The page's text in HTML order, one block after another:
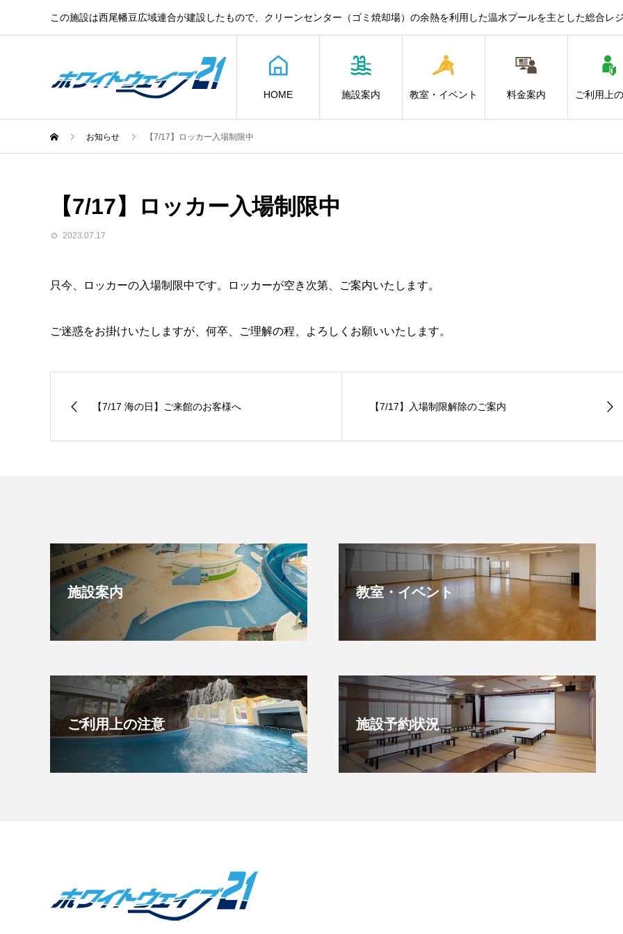
この施設は西尾幡豆広域連合が建設したもので、クリーンセンター（ゴミ焼却場）の余熱を利用した温水プールを主とした総合レ
HOME 施設案内 教室・イベント 料金案内 ご利用上
お知らせ 【7/17】ロッカー入場制限中
【7/17】ロッカー入場制限中
2023.07.17
只今、ロッカーの入場制限中です。ロッカーが空き次第、ご案内いたします。
ご迷惑をお掛けいたしますが、何卒、ご理解の程、よろしくお願いいたします。
【7/17 海の日】ご来館のお客様へ 【7/17】入場制限解除のご案内
施設案内 教室・イベント
ご利用上の注意 施設予約状況